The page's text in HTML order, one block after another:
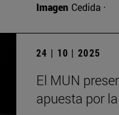
Imagen Cedida ·
24 | 10 | 2025
El MUN
apuesta por